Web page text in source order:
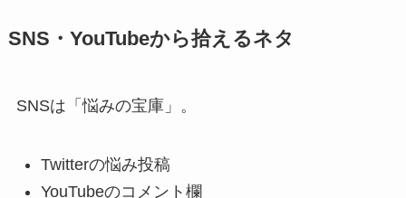
SNS・YouTubeから拾えるネタ
SNSは「悩みの宝庫」。
Twitterの悩み投稿
YouTubeのコメント欄